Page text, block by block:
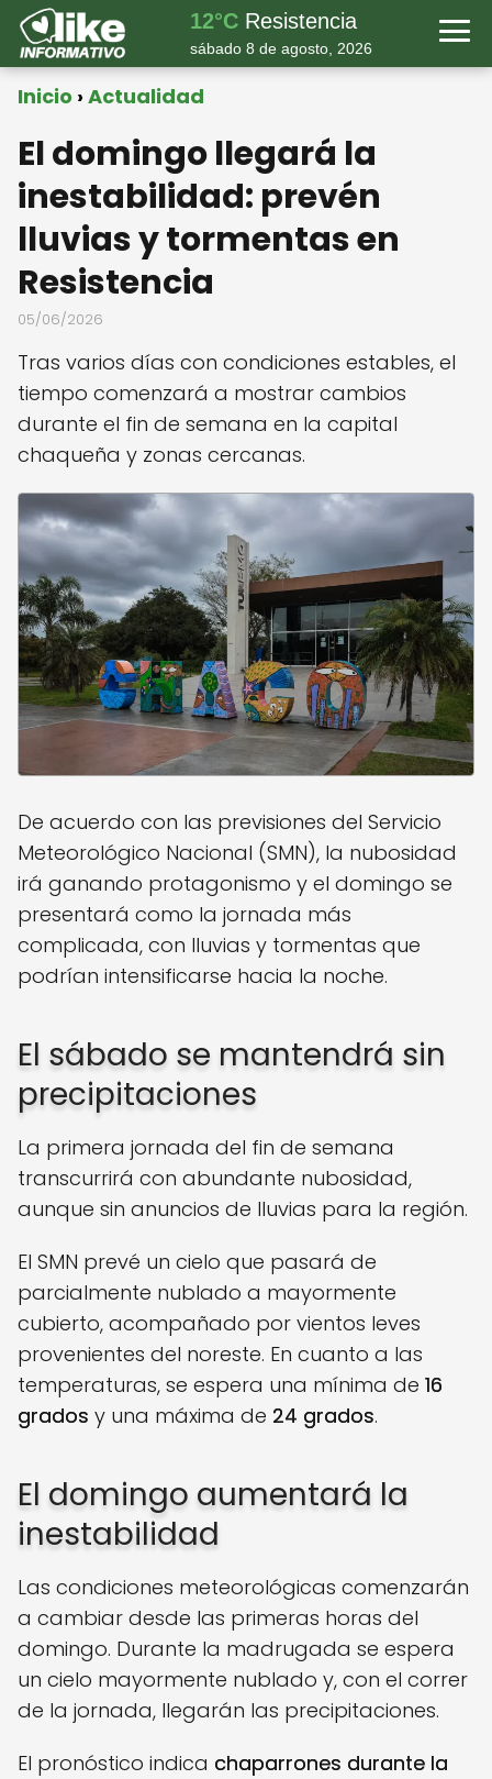
12°C Resistencia
sábado 8 de agosto, 2026
Inicio Actualidad
El domingo llegará la
inestabilidad: prevén
lluvias y tormentas en
Resistencia
05/06/2026
Tras varios días con condiciones estables, el
tiempo comenzará a mostrar cambios
durante el fin de semana en la capital
chaqueña y zonas cercanas.
De acuerdo con las previsiones del Servicio
Meteorológico Nacional (SMN), la nubosidad
irá ganando protagonismo y el domingo se
presentará como la jornada más
complicada, con lluvias y tormentas que
podrían intensificarse hacia la noche.
El sábado se mantendrá sin
precipitaciones
La primera jornada del fin de semana
transcurrirá con abundante nubosidad,
aunque sin anuncios de lluvias para la región.
El SMN prevé un cielo que pasará de
parcialmente nublado a mayormente
cubierto, acompañado por vientos leves
provenientes del noreste. En cuanto a las
temperaturas, se espera una mínima de 16
grados y una máxima de 24 grados.
El domingo aumentará la
inestabilidad
Las condiciones meteorológicas comenzarán
a cambiar desde las primeras horas del
domingo. Durante la madrugada se espera
un cielo mayormente nublado y, con el correr
de la jornada, llegarán las precipitaciones.
El pronóstico indica chaparrones durante la